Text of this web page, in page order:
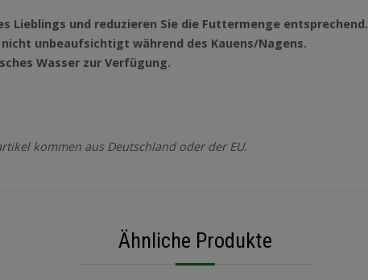
Lieblings und reduzieren Sie die Futtermenge entsprechend.
unbeaufsichtigt während des Kauens/Nagens.
Wasser zur Verfügung.
kommen aus Deutschland oder der EU.
Ähnliche Produkte